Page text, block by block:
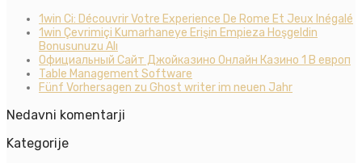
1win Ci: Découvrir Votre Experience De Rome Et Jeux Inégalé
1win Çevrimiçi Kumarhaneye Erişin Empieza Hoşgeldin
Bonusunuzu Alı
Официальный Сайт Джойказино Онлайн Казино 1 В европ
Table Management Software
Fünf Vorhersagen zu Ghost writer im neuen Jahr
Nedavni komentarji
Kategorije